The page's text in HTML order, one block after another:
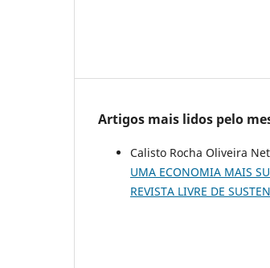
Artigos mais lidos pelo
Calisto Rocha Oliveira
UMA ECONOMIA MAIS
REVISTA LIVRE DE